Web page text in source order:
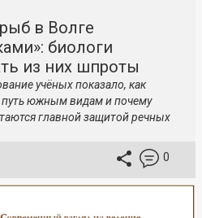
в Волге
биологи
из них шпроты
учёных показало, как
южным видам и почему
главной защитой речных
0